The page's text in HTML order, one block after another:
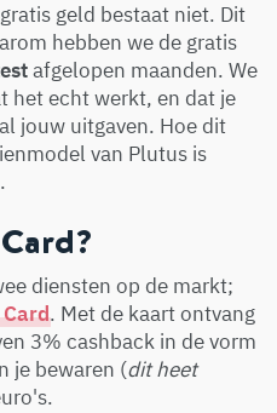
geld bestaat niet. Dit
hebben we de gratis
afgelopen maanden. We
het echt werkt, en dat je
jouw uitgaven. Hoe dit
van Plutus is
diensten op de markt;
. Met de kaart ontvang
3% cashback in de vorm
je bewaren (dit heet